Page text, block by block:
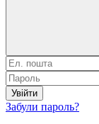
Увійти
Забули пароль?